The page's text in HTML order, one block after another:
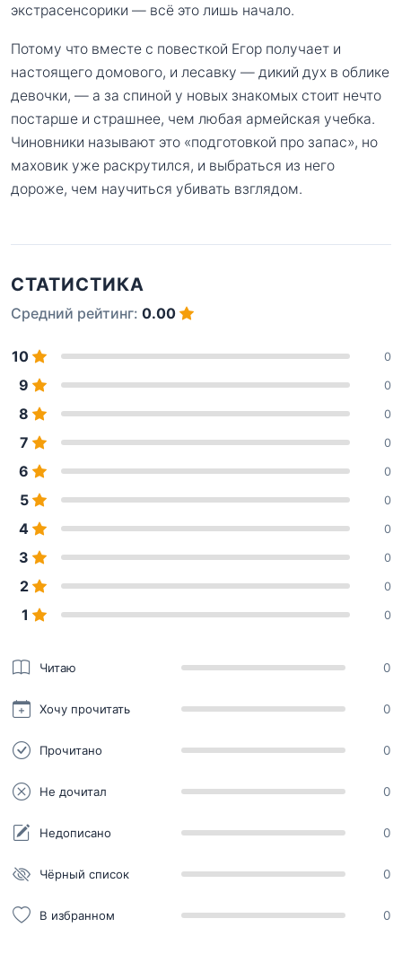
экстрасенсорики — всё это лишь начало.
Потому что вместе с повесткой Егор получает и
настоящего домового, и лесавку — дикий дух в облике
девочки, — а за спиной у новых знакомых стоит нечто
постарше и страшнее, чем любая армейская учебка.
Чиновники называют это «подготовкой про запас», но
маховик уже раскрутился, и выбраться из него
дороже, чем научиться убивать взглядом.
СТАТИСТИКА
Средний рейтинг: 0.00
10 0
9 0
8 0
7 0
6 0
5 0
4 0
3 0
2 0
1 0
Читаю 0
Хочу прочитать 0
Прочитано 0
Не дочитал 0
Недописано 0
Чёрный список 0
В избранном 0